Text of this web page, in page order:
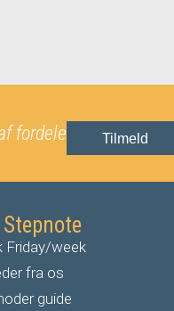
fordele Tilmeld
Friday/week
fra os
guide